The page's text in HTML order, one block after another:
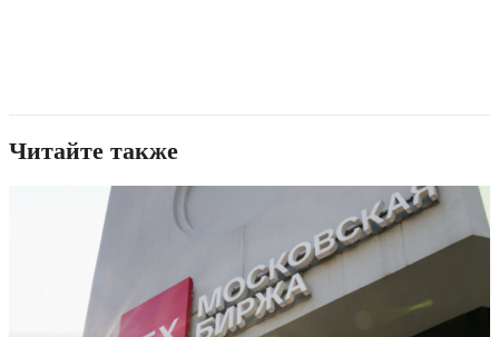
Читайте также